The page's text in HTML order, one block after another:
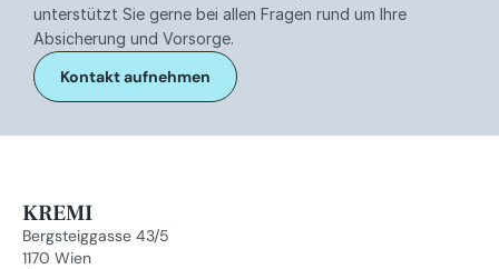
unterstützt Sie gerne bei allen Fragen rund um Ihre
Absicherung und Vorsorge.
Kontakt aufnehmen
KREMI
Bergsteiggasse 43/5
1170 Wien